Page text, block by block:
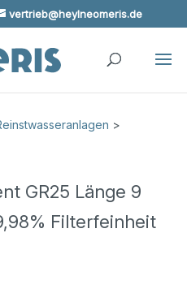
vertrieb@heylneomeris.de
>
GR25 Länge 9
Filterfeinheit